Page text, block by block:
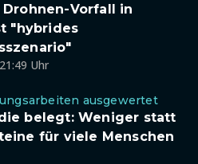
Vorfall in
"hybrides
Uhr
ausgewertet
belegt: Weniger statt
für viele Menschen